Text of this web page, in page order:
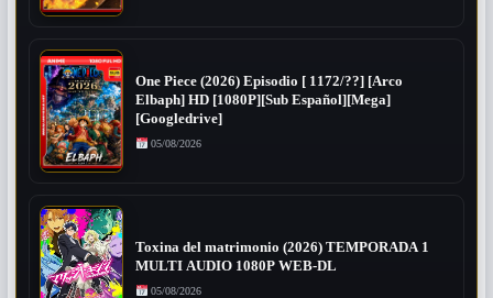
One Piece (2026) Episodio [ 1172/??] [Arco
Elbaph] HD [1080P][Sub Español][Mega]
[Googledrive]
05/08/2026
Toxina del matrimonio (2026) TEMPORADA 1
MULTI AUDIO 1080P WEB-DL
05/08/2026